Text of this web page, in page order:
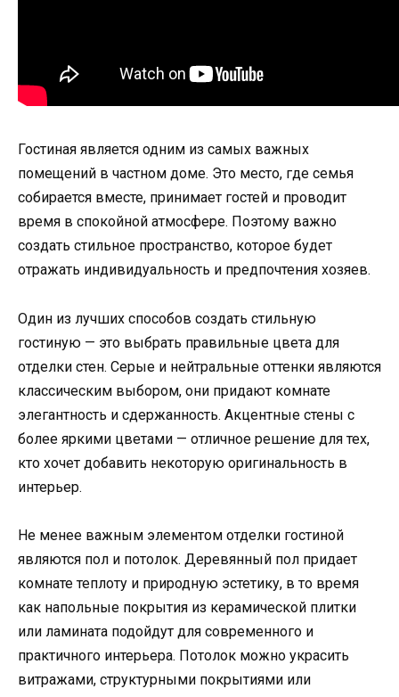
Гостиная является одним из самых важных
помещений в частном доме. Это место, где семья
собирается вместе, принимает гостей и проводит
время в спокойной атмосфере. Поэтому важно
создать стильное пространство, которое будет
отражать индивидуальность и предпочтения хозяев.
Один из лучших способов создать стильную
гостиную — это выбрать правильные цвета для
отделки стен. Серые и нейтральные оттенки являются
классическим выбором, они придают комнате
элегантность и сдержанность. Акцентные стены с
более яркими цветами — отличное решение для тех,
кто хочет добавить некоторую оригинальность в
интерьер.
Не менее важным элементом отделки гостиной
являются пол и потолок. Деревянный пол придает
комнате теплоту и природную эстетику, в то время
как напольные покрытия из керамической плитки
или ламината подойдут для современного и
практичного интерьера. Потолок можно украсить
витражами, структурными покрытиями или